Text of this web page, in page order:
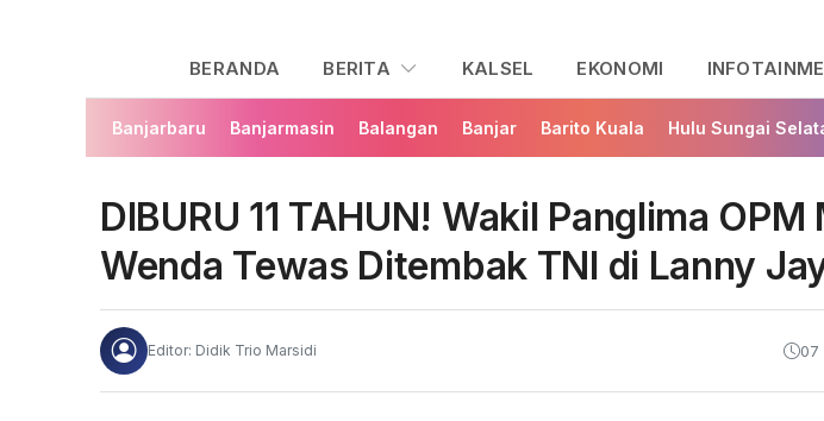
BERANDA BERITA KALSEL EKONOMI
Banjarbaru Banjarmasin Balangan Banjar Barito Kuala Hulu Sungai
DIBURU 11 TAHUN! Wakil Panglima OPM
Wenda Tewas Ditembak TNI di Lanny
Editor: Didik Trio Marsidi 07